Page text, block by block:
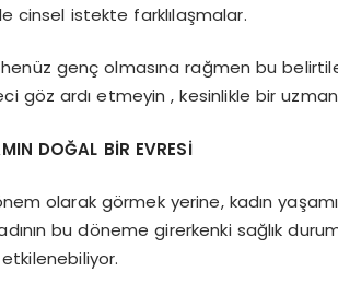
cinsel istekte farklılaşmalar.
henüz genç olmasına rağmen bu
göz ardı etmeyin , kesinlikle bir
DOĞAL BİR EVRESİ
olarak görmek yerine, kadın
bu döneme girerkenki sağlık